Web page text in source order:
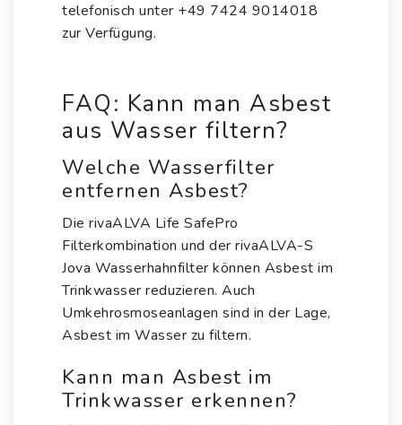
telefonisch unter +49 7424 9014018
zur Verfügung.
FAQ: Kann man Asbest
aus Wasser filtern?
Welche Wasserfilter
entfernen Asbest?
Die rivaALVA Life SafePro
Filterkombination und der rivaALVA-S
Jova Wasserhahnfilter können Asbest im
Trinkwasser reduzieren. Auch
Umkehrosmoseanlagen sind in der Lage,
Asbest im Wasser zu filtern.
Kann man Asbest im
Trinkwasser erkennen?